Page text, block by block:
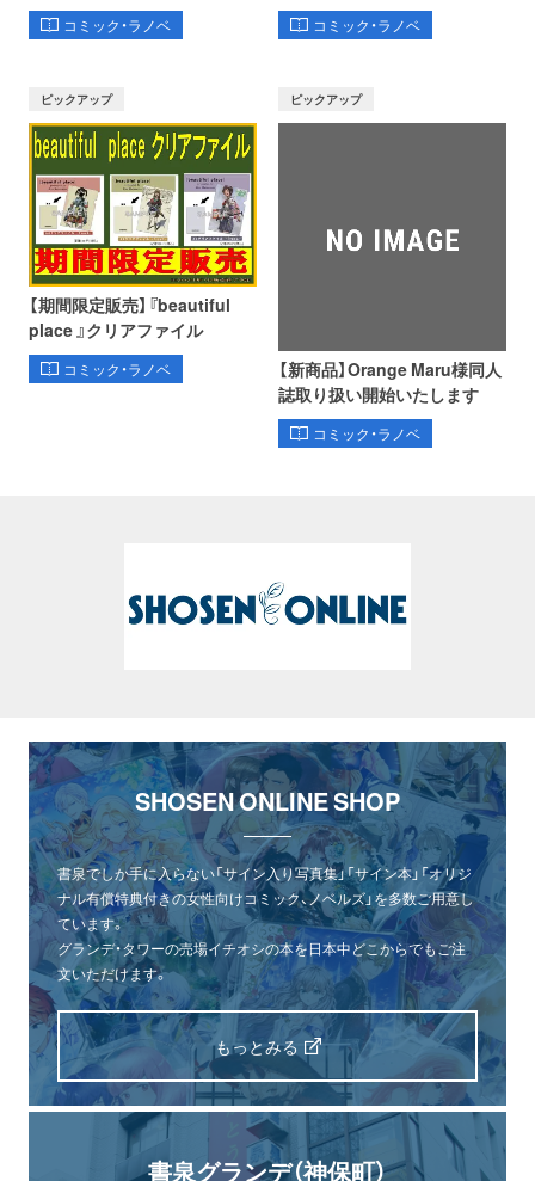
コミック・ラノベ コミック・ラノベ
ピックアップ
【期間限定販売】『beautiful
place 』クリアファイル
コミック・ラノベ
ピックアップ
【新商品】Orange Maru様同人
誌取り扱い開始いたします
コミック・ラノベ
SHOSEN ONLINE SHOP
書泉でしか手に入らない「サイン入り写真集」「サイン本」「オリジ
ナル有償特典付きの女性向けコミック、ノベルズ」を多数ご用意し
ています。
グランデ・タワーの売場イチオシの本を日本中どこからでもご注
文いただけます。
もっとみる
書泉グランデ（神保町）